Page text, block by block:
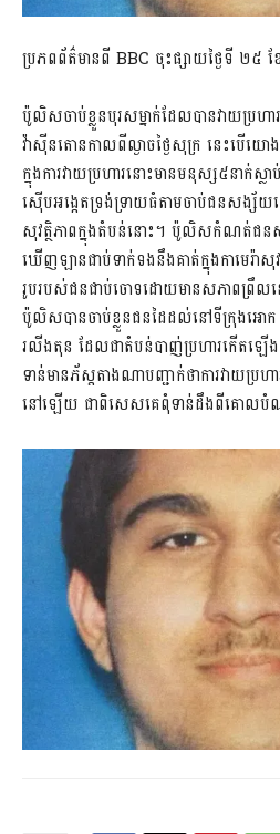
ប្រភពព័ត៌មានពី BBC ចុះផ្សាយថ្ងៃទី ២៥ ខ
ប៉ូលិសចាប់ខ្លួនបុរសម្នាក់ដែលបានវាយប្រ
វ៉ាស៊ីនតោនកាលពីល្ងាចថ្ងៃសុក្រ នេះបើ
ក្នុងការវាយប្រហារនោះមានមនុស្ស៥នាក់ស្
ស៊ើបអង្កេតទ្រង់ទ្រាយធំតាមចាប់ជនសង្ស័យ
សុវត្ថិភាពក្នុងតំបន់នោះ។ ប៉ូលិសកំណត់
ឃើញឡានជាប់ទាក់ទងនឹងគាត់ក្នុងកាមេរ៉ា
រូបរបស់ជនជាប់ចោទដោយមានសភាពព្រឹល
ប៉ូលិសបានចាប់ខ្លួនជនដៃដល់នៅទីក្រុងអោក
រលីងតុន ដែលជាតំបន់បាញ់ប្រហារកើតឡើង
ទាន់មានភ័ស្តតាងណាបញ្ជាក់ថាការវាយប្រហ
នៅឡើយ ជាពិសេសគេពុំទាន់ដឹងពីគោលបំណ